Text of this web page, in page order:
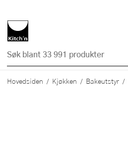
Hovedsiden Kjøkken Bakeutstyr